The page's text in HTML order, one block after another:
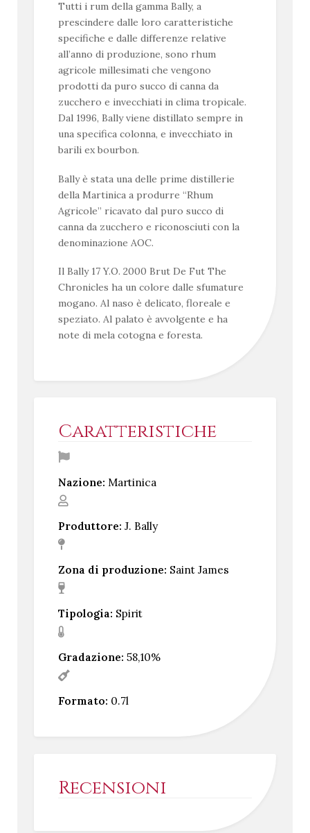
Tutti i rum della gamma Bally, a
prescindere dalle loro caratteristiche
specifiche e dalle differenze relative
all’anno di produzione, sono rhum
agricole millesimati che vengono
prodotti da puro succo di canna da
zucchero e invecchiati in clima tropicale.
Dal 1996, Bally viene distillato sempre in
una specifica colonna, e invecchiato in
barili ex bourbon.
Bally è stata una delle prime distillerie
della Martinica a produrre “Rhum
Agricole” ricavato dal puro succo di
canna da zucchero e riconosciuti con la
denominazione AOC.
Il Bally 17 Y.O. 2000 Brut De Fut The
Chronicles ha un colore dalle sfumature
mogano. Al naso è delicato, floreale e
speziato. Al palato è avvolgente e ha
note di mela cotogna e foresta.
Caratteristiche
Nazione: Martinica
Produttore: J. Bally
Zona di produzione: Saint James
Tipologia: Spirit
Gradazione: 58,10%
Formato: 0.7l
Recensioni